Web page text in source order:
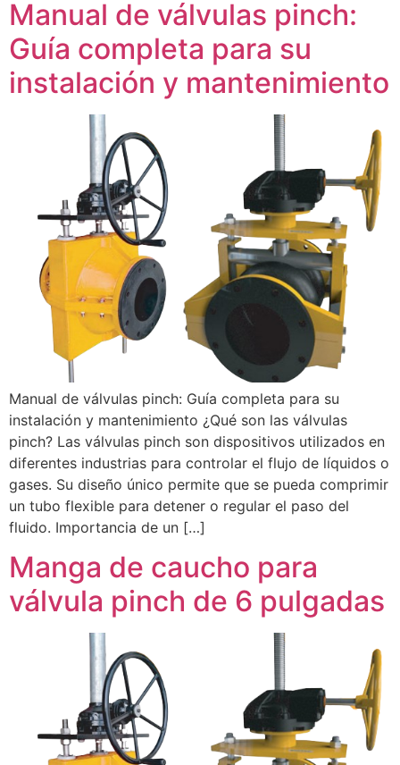
Manual de válvulas pinch:
Guía completa para su
instalación y mantenimiento
Manual de válvulas pinch: Guía completa para su
instalación y mantenimiento ¿Qué son las válvulas
pinch? Las válvulas pinch son dispositivos utilizados en
diferentes industrias para controlar el flujo de líquidos o
gases. Su diseño único permite que se pueda comprimir
un tubo flexible para detener o regular el paso del
fluido. Importancia de un […]
Manga de caucho para
válvula pinch de 6 pulgadas